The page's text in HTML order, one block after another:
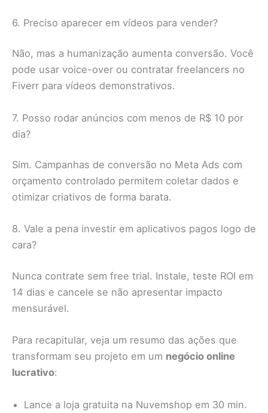
6. Preciso aparecer em vídeos para vender?
Não, mas a humanização aumenta conversão. Você
pode usar voice-over ou contratar freelancers no
Fiverr para vídeos demonstrativos.
7. Posso rodar anúncios com menos de R$ 10 por
dia?
Sim. Campanhas de conversão no Meta Ads com
orçamento controlado permitem coletar dados e
otimizar criativos de forma barata.
8. Vale a pena investir em aplicativos pagos logo de
cara?
Nunca contrate sem free trial. Instale, teste ROI em
14 dias e cancele se não apresentar impacto
mensurável.
Para recapitular, veja um resumo das ações que
transformam seu projeto em um negócio online
lucrativo:
Lance a loja gratuita na Nuvemshop em 30 min.